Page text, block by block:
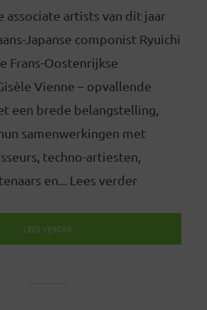
associate artists van dit jaar
Japanse componist Ryuichi
Frans-Oostenrijkse
Vienne – opvallende
een brede belangstelling,
samenwerkingen met
techno-artiesten,
en... Lees verder
LEES VERDER